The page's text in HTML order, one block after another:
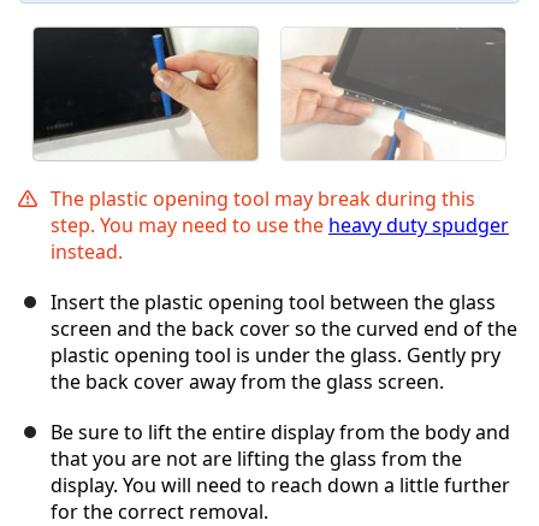
The plastic opening tool may break during this
step. You may need to use the heavy duty spudger
instead.
Insert the plastic opening tool between the glass
screen and the back cover so the curved end of the
plastic opening tool is under the glass. Gently pry
the back cover away from the glass screen.
Be sure to lift the entire display from the body and
that you are not are lifting the glass from the
display. You will need to reach down a little further
for the correct removal.